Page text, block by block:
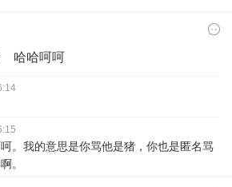
哈哈呵呵
。我的意思是你骂他是猪，你也是匿名骂
。